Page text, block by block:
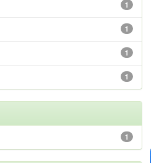
1
1
1
1
1